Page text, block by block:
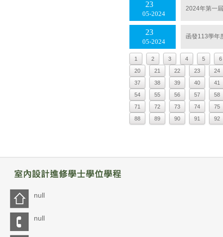
05 2024
23 2024年第一
05 2024
23 函發113學年
1 2 3 4 5
6
20
21 22 23
24
37
38 39 40
41
54
55 56 57
58
71
72 73 74
75
88
89 90 91 92
null
null